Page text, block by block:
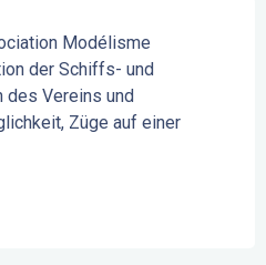
Modélisme
der Schiffs- und
des Vereins und
Züge auf einer